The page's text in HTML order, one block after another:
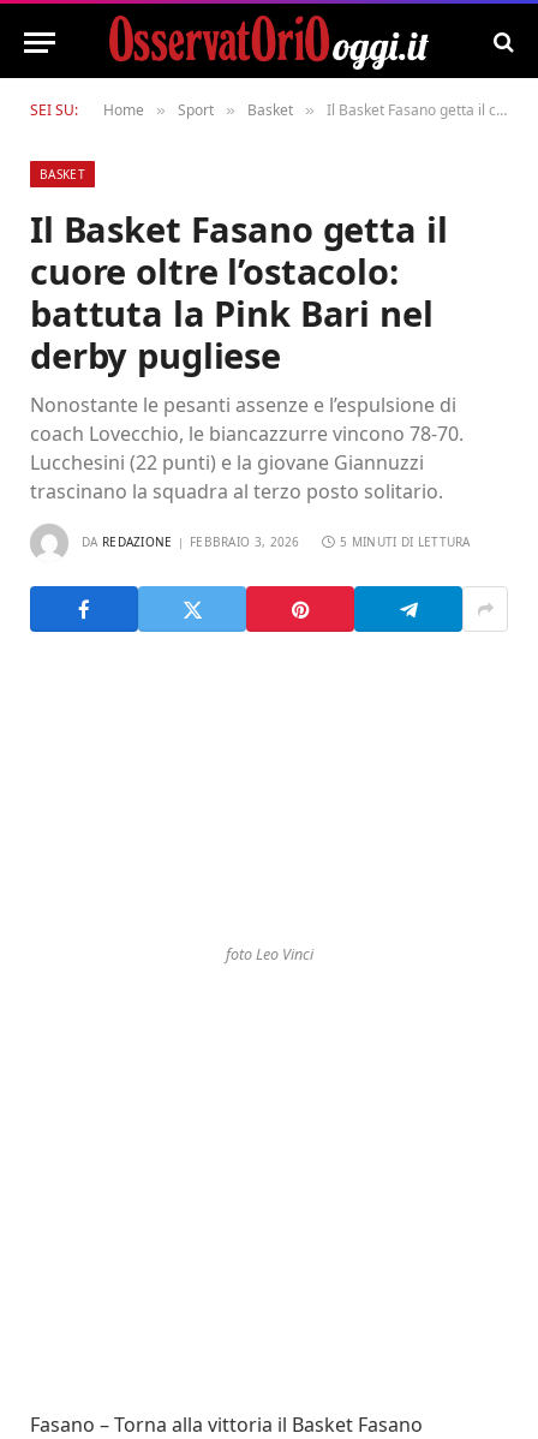
SEI SU: Home » Sport » Basket » Il Basket Fasano getta il cuore oltre l’ostacolo: battuta la Pink Bari nel derby pugliese
BASKET
Il Basket Fasano getta il
cuore oltre l’ostacolo:
battuta la Pink Bari nel
derby pugliese
Nonostante le pesanti assenze e l’espulsione di
coach Lovecchio, le biancazzurre vincono 78-70.
Lucchesini (22 punti) e la giovane Giannuzzi
trascinano la squadra al terzo posto solitario.
DA REDAZIONE FEBBRAIO 3, 2026 5 MINUTI DI LETTURA
foto Leo Vinci
Fasano – Torna alla vittoria il Basket Fasano